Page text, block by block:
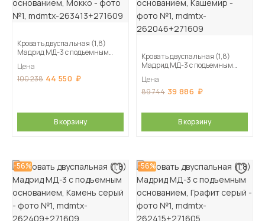
Кровать двуспальная (1,8)
Мадрид МД-3 с подъемным
Цена
100 238 44 550
В корзину
Кровать двуспальная (1,8)
Мадрид МД-3 с подъемным
Цена
89 744 39 886
В корзину
-56% -56%